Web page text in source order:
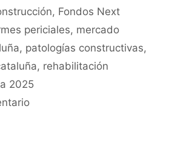
, Fondos Next
periciales, mercado
, patologías constructivas,
, rehabilitación
2025